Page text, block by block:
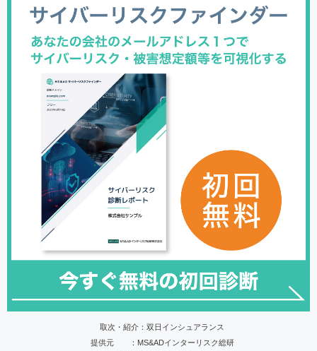
取次・紹介：双日インシュアランス
提供元 ：MS&ADインターリスク総研